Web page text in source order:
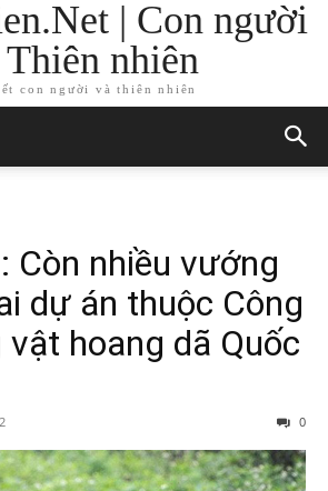
| Con người
nhiên
con người và thiên nhiên
Còn nhiều vướng
dự án thuộc Công
hoang dã Quốc
0